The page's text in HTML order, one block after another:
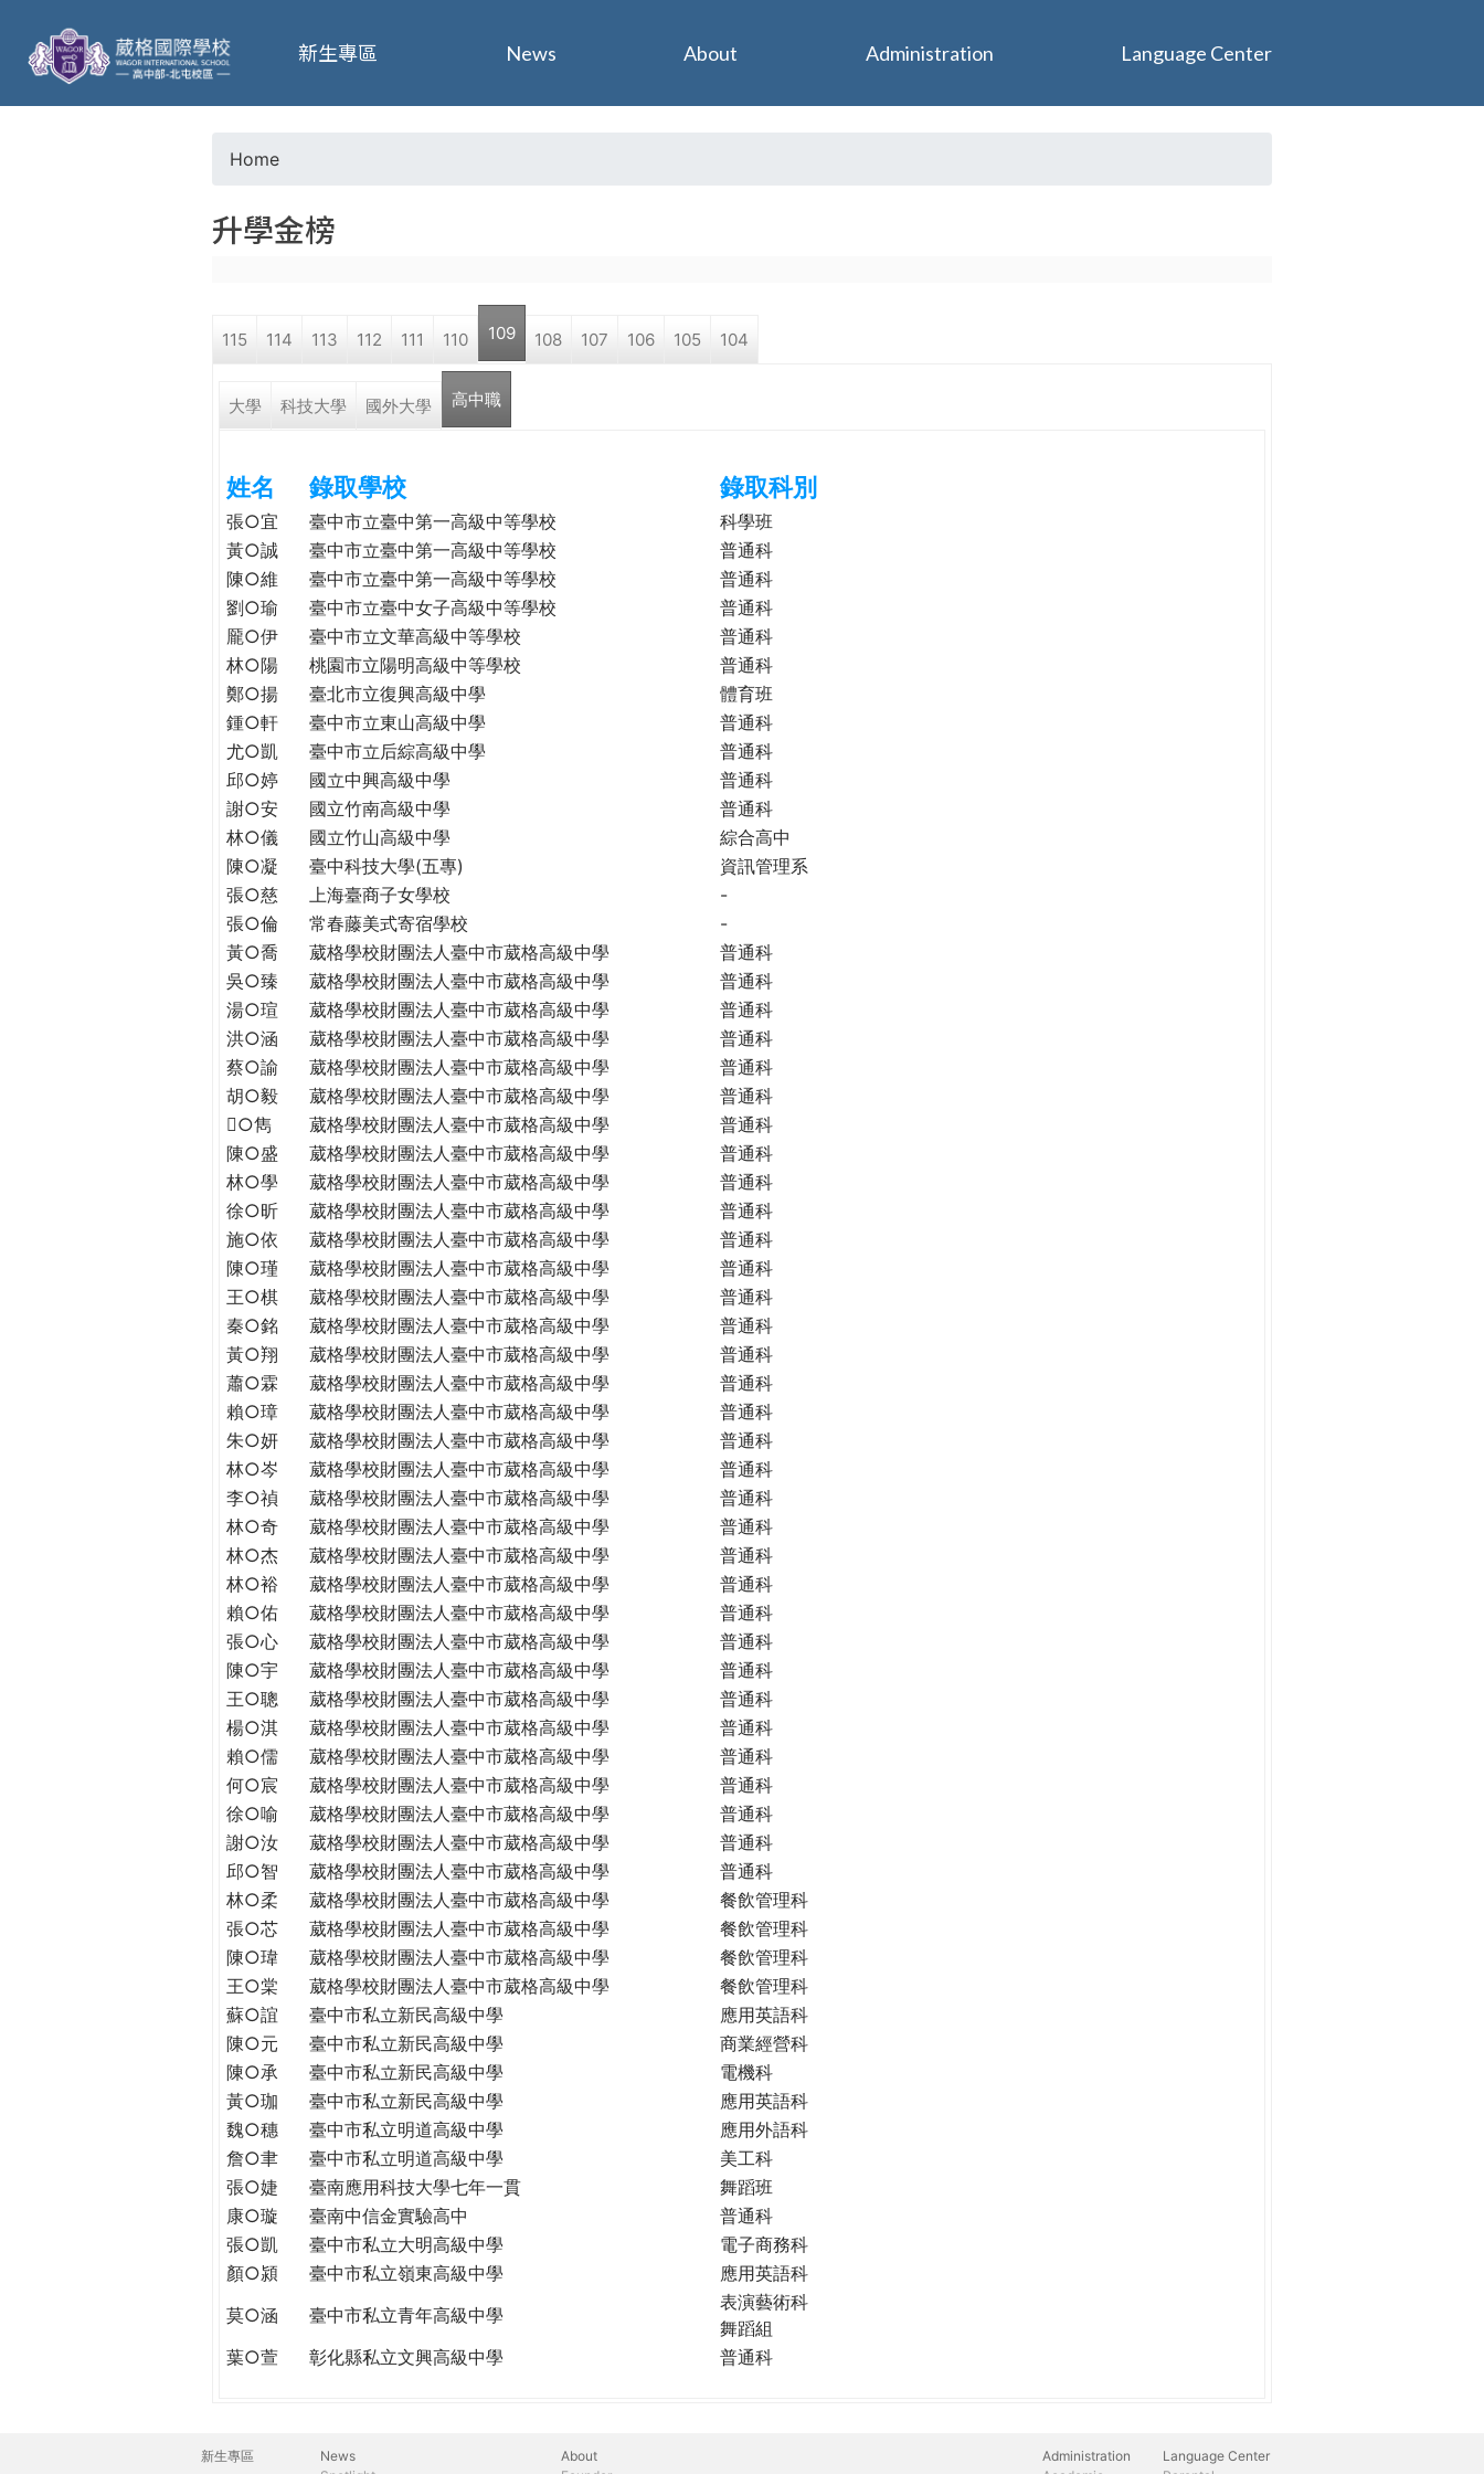
葳
格
o
a
r
h
e
r
e
Home
升學金榜
115 114 113 112 111 110 109 108 107 106 105 104
大學 科技大學 國外大學 高中職
姓名 錄取學校 錄取科別
張○宜 臺中市立臺中第一高級中等學校
科學班
黃○誠
臺中市立臺中第一高級中等學校
普通科
陳○維
臺中市立臺中第一高級中等學校
普通科
劉○瑜
臺中市立臺中女子高級中等學校
普通科
龎○伊
臺中市立文華高級中等學校
普通科
林○陽
桃園市立陽明高級中等學校
普通科
鄭○揚
臺北市立復興高級中學
體育班
鍾○軒
臺中市立東山高級中學
普通科
尤○凱
臺中市立后綜高級中學
普通科
邱○婷
國立中興高級中學
普通科
謝○安
國立竹南高級中學
普通科
林○儀
國立竹山高級中學
綜合高中
陳○凝
臺中科技大學(五專)
資訊管理系
張○慈
上海臺商子女學校
-
張○倫
常春藤美式寄宿學校
-
黃○喬
葳格學校財團法人臺中市葳格高級中學
普通科
吳○臻
葳格學校財團法人臺中市葳格高級中學
普通科
湯○瑄
葳格學校財團法人臺中市葳格高級中學
普通科
洪○涵
葳格學校財團法人臺中市葳格高級中學
普通科
蔡○諭
葳格學校財團法人臺中市葳格高級中學
普通科
胡○毅
葳格學校財團法人臺中市葳格高級中學
普通科
○雋
葳格學校財團法人臺中市葳格高級中學
普通科
陳○盛
葳格學校財團法人臺中市葳格高級中學
普通科
林○學
葳格學校財團法人臺中市葳格高級中學
普通科
徐○昕
葳格學校財團法人臺中市葳格高級中學
普通科
施○依
葳格學校財團法人臺中市葳格高級中學
普通科
陳○瑾
葳格學校財團法人臺中市葳格高級中學
普通科
王○棋
葳格學校財團法人臺中市葳格高級中學
普通科
秦○銘
葳格學校財團法人臺中市葳格高級中學
普通科
黃○翔
葳格學校財團法人臺中市葳格高級中學
普通科
蕭○霖
葳格學校財團法人臺中市葳格高級中學
普通科
賴○璋
葳格學校財團法人臺中市葳格高級中學
普通科
朱○妍
葳格學校財團法人臺中市葳格高級中學
普通科
林○岑
葳格學校財團法人臺中市葳格高級中學
普通科
李○禎
葳格學校財團法人臺中市葳格高級中學
普通科
林○奇
葳格學校財團法人臺中市葳格高級中學
普通科
林○杰
葳格學校財團法人臺中市葳格高級中學
普通科
林○裕
葳格學校財團法人臺中市葳格高級中學
普通科
賴○佑
葳格學校財團法人臺中市葳格高級中學
普通科
張○心
葳格學校財團法人臺中市葳格高級中學
普通科
陳○宇
葳格學校財團法人臺中市葳格高級中學
普通科
王○聰
葳格學校財團法人臺中市葳格高級中學
普通科
楊○淇
葳格學校財團法人臺中市葳格高級中學
普通科
賴○儒
葳格學校財團法人臺中市葳格高級中學
普通科
何○宸
葳格學校財團法人臺中市葳格高級中學
普通科
徐○喻
葳格學校財團法人臺中市葳格高級中學
普通科
謝○汝
葳格學校財團法人臺中市葳格高級中學
普通科
邱○智
葳格學校財團法人臺中市葳格高級中學
普通科
林○柔
葳格學校財團法人臺中市葳格高級中學
餐飲管理科
張○芯
葳格學校財團法人臺中市葳格高級中學
餐飲管理科
陳○瑋
葳格學校財團法人臺中市葳格高級中學
餐飲管理科
王○棠
葳格學校財團法人臺中市葳格高級中學
餐飲管理科
蘇○誼
臺中市私立新民高級中學
應用英語科
陳○元
臺中市私立新民高級中學
商業經營科
陳○承
臺中市私立新民高級中學
電機科
黃○珈
臺中市私立新民高級中學
應用英語科
魏○穗
臺中市私立明道高級中學
應用外語科
詹○聿
臺中市私立明道高級中學
美工科
張○婕
臺南應用科技大學七年一貫
舞蹈班
康○璇
臺南中信金實驗高中
普通科
張○凱
臺中市私立大明高級中學
電子商務科
顏○潁
臺中市私立嶺東高級中學
應用英語科
莫○涵
臺中市私立青年高級中學
表演藝術科
舞蹈組
葉○萱
彰化縣私立文興高級中學 普通科
新生專區 News About Administration Language Center
主
新生專區
News
About
Administration
Language Center